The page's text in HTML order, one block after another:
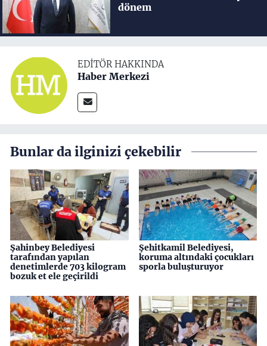
dönem
EDITÖR HAKKINDA
Haber Merkezi
Bunlar da ilginizi çekebilir
Şahinbey Belediyesi
tarafından yapılan
denetimlerde 703 kilogram
bozuk et ele geçirildi
Şehitkamil Belediyesi,
koruma altındaki çocukları
sporla buluşturuyor